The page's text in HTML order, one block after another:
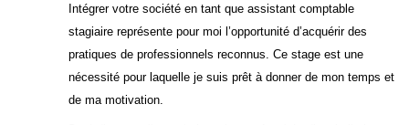
Intégrer votre société en tant que assistant comptable
stagiaire représente pour moi l’opportunité d’acquérir des
pratiques de professionnels reconnus. Ce stage est une
nécessité pour laquelle je suis prêt à donner de mon temps et
de ma motivation.